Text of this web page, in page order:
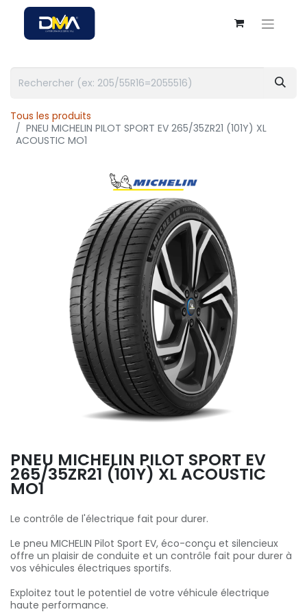
Tous les produits
PNEU MICHELIN PILOT SPORT EV 265/35ZR21 (101Y) XL
ACOUSTIC MO1
PNEU MICHELIN PILOT SPORT EV
265/35ZR21 (101Y) XL ACOUSTIC
MO1
Le contrôle de l'électrique fait pour durer.
Le pneu MICHELIN Pilot Sport EV, éco-conçu et silencieux
offre un plaisir de conduite et un contrôle fait pour durer à
vos véhicules électriques sportifs.
Exploitez tout le potentiel de votre véhicule électrique
haute performance.